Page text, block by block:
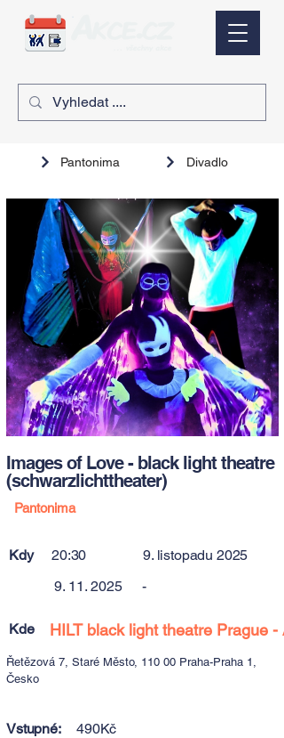
Pantonima Divadlo
Images of Love - black light theatre
(schwarzlichttheater)
Pantonima
Kdy 20:30
9. listopadu 2025
9. 11. 2025
-
Kde HILT black light theatre Prague -
Řetězová 7, Staré Město, 110 00 Praha-Praha 1,
Česko
Vstupné: 490Kč